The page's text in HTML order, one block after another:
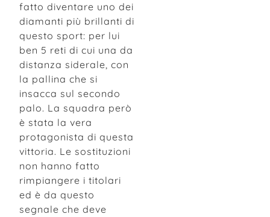
fatto diventare uno dei
diamanti più brillanti di
questo sport: per lui
ben 5 reti di cui una da
distanza siderale, con
la pallina che si
insacca sul secondo
palo. La squadra però
è stata la vera
protagonista di questa
vittoria. Le sostituzioni
non hanno fatto
rimpiangere i titolari
ed è da questo
segnale che deve